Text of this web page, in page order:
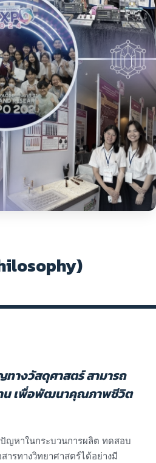
ทางวัสดุศาสตร์ สามารถ
าน เพื่อพัฒนาคุณภาพชีวิต
ญหาในกระบวนการผลิต ทดสอบ
ารทางวิทยาศาสตร์ได้อย่างมี